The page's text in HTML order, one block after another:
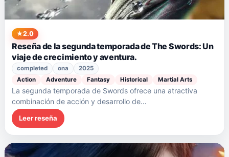
2.0
Reseña de la segunda temporada de The Swords: Un
viaje de crecimiento y aventura.
completed ona
2025
Action
Adventure Fantasy Historical Martial Arts
La segunda temporada de Swords ofrece una atractiva
combinación de acción y desarrollo de…
Leer reseña